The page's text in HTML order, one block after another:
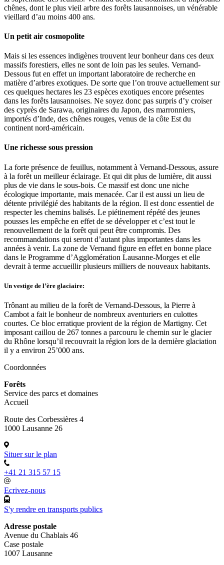
chênes, dont le plus vieil arbre des forêts lausannoises, un vénérable
vieillard d’au moins 400 ans.
Un petit air cosmopolite
Mais si les essences indigènes trouvent leur bonheur dans ces deux
massifs forestiers, elles ne sont de loin pas les seules. Vernand-
Dessous fut en effet un important laboratoire de recherche en
matière d’arbres exotiques. De sorte que l’on trouve actuellement sur
ces quelques hectares les 23 espèces exotiques encore présentes
dans les forêts lausannoises. Ne soyez donc pas surpris d’y croiser
des cyprès de Sarawa, originaires du Japon, des marronniers,
importés d’Inde, des chênes rouges, venus de la côte Est du
continent nord-américain.
Une richesse sous pression
La forte présence de feuillus, notamment à Vernand-Dessous, assure
à la forêt un meilleur éclairage. Et qui dit plus de lumière, dit aussi
plus de vie dans le sous-bois. Ce massif est donc une niche
écologique importante, mais menacée. Car il est aussi un lieu de
détente privilégié des habitants de la région. Il est donc essentiel de
respecter les chemins balisés. Le piétinement répété des jeunes
pousses les empêche en effet de se développer et c’est tout le
renouvellement de la forêt qui peut être compromis. Des
recommandations qui seront d’autant plus importantes dans les
années à venir. La zone de Vernand figure en effet en bonne place
dans le Programme d’Agglomération Lausanne-Morges et elle
devrait à terme accueillir plusieurs milliers de nouveaux habitants.
Un vestige de l’ère glaciaire:
Trônant au milieu de la forêt de Vernand-Dessous, la Pierre à
Cambot a fait le bonheur de nombreux aventuriers en culottes
courtes. Ce bloc erratique provient de la région de Martigny. Cet
imposant caillou de 267 tonnes a parcouru le chemin sur le glacier
du Rhône lorsqu’il recouvrait la région lors de la dernière glaciation
il y a environ 25’000 ans.
Coordonnées
Forêts
Service des parcs et domaines
Accueil
Route des Corbessières 4
1000 Lausanne 26
Situer sur le plan
+41 21 315 57 15
Ecrivez-nous
S'y rendre en transports publics
Adresse postale
Avenue du Chablais 46
Case postale
1007 Lausanne